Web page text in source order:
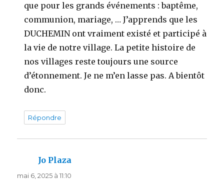
que pour les grands événements : baptême,
communion, mariage, … J’apprends que les
DUCHEMIN ont vraiment existé et participé à
la vie de notre village. La petite histoire de
nos villages reste toujours une source
d’étonnement. Je ne m’en lasse pas. A bientôt
donc.
Répondre
Jo Plaza
mai 6, 2025 à 11:10